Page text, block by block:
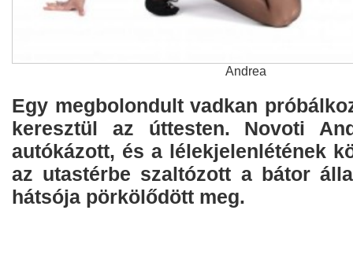
Andrea
Egy megbolondult vadkan
keresztül az úttesten. Novoti
autókázott, és a lélekjelenlétének
az utastérbe szaltózott a bátor
hátsója pörkölődött meg.